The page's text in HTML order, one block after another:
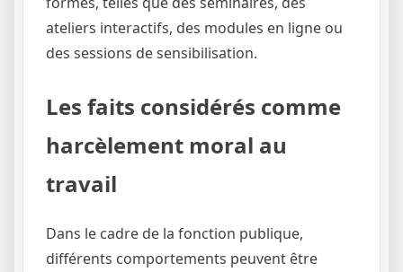
ateliers interactifs, des modules en ligne ou
des sessions de sensibilisation.
Les faits considérés comme
harcèlement moral au
travail
Dans le cadre de la fonction publique,
différents comportements peuvent être